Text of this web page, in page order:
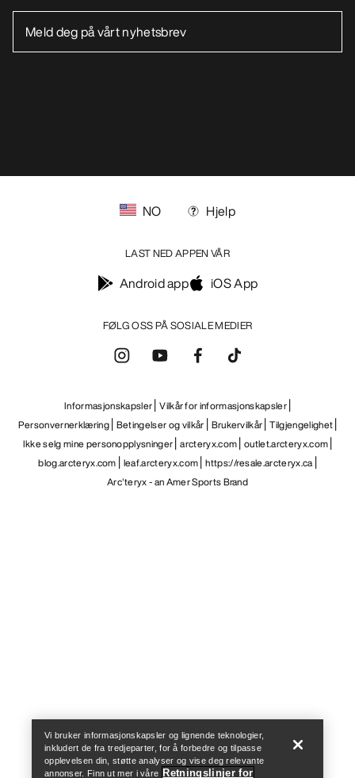
Help
FØLG OSS PÅ SOSIALE MEDIER
NO Hjelp
LAST NED APPEN VÅR
Android app iOS App
Informasjonskapsler Vilkår for informasjonskapsler
Personvernerklæring Betingelser og vilkår Brukervilkår Tilgjengelighet
Ikke selg mine personopplysninger arcteryx.com outlet.arcteryx.com
blog.arcteryx.com leaf.arcteryx.com https://resale.arcteryx.ca
Arc'teryx - an Amer Sports Brand
Vi bruker informasjonskapsler og lignende teknologier,
inkludert de fra tredjeparter, for å forbedre og tilpasse
opplevelsen din, støtte analyser og vise deg relevante
annonser. Finn ut mer i våre Retningslinjer for